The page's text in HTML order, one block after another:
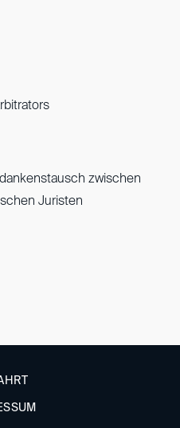
zwischen
Juristen